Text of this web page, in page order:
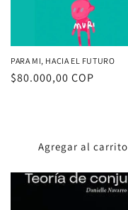
PARA MI, HACIA EL FUTURO
Proveedor:
Precio
$80.000,00 COP
Agregar al carrito